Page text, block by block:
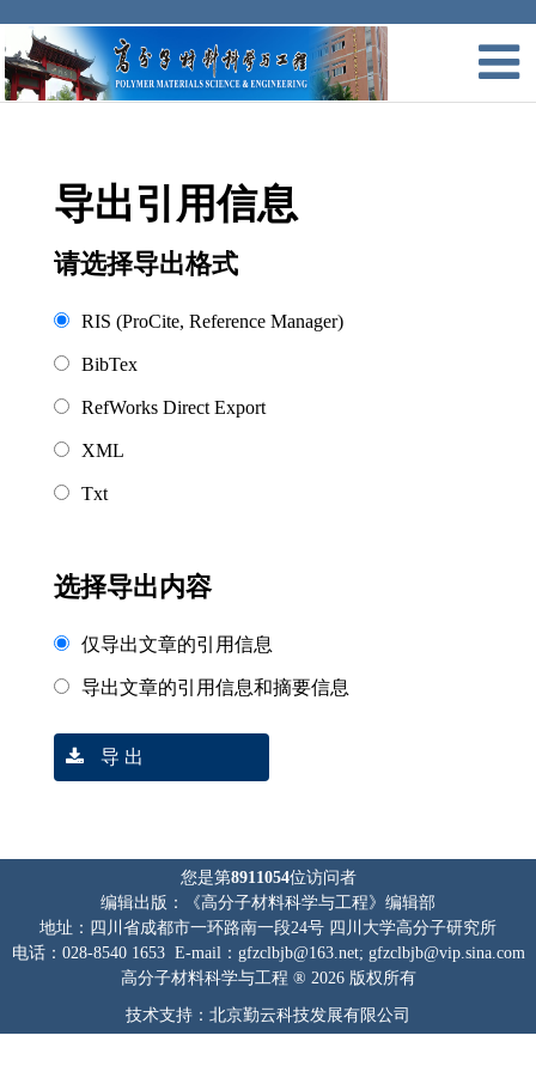
导出引用信息
请选择导出格式
RIS (ProCite, Reference Manager)
BibTex
RefWorks Direct Export
XML
Txt
选择导出内容
仅导出文章的引用信息
导出文章的引用信息和摘要信息
导 出
您是第8911054位访问者
编辑出版：《高分子材料科学与工程》编辑部
地址：四川省成都市一环路南一段24号 四川大学高分子研究所
电话：028-8540 1653 E-mail：gfzclbjb@163.net; gfzclbjb@vip.sina.com
高分子材料科学与工程 ® 2026 版权所有
技术支持：北京勤云科技发展有限公司